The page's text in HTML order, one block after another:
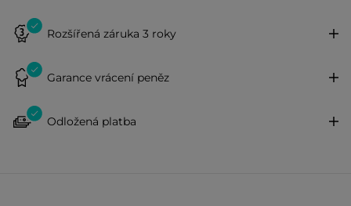
Rozšířená záruka 3 roky
Garance vrácení peněz
Odložená platba